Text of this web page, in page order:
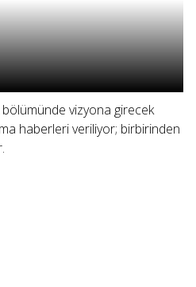
bölümünde vizyona girecek
haberleri veriliyor; birbirinden